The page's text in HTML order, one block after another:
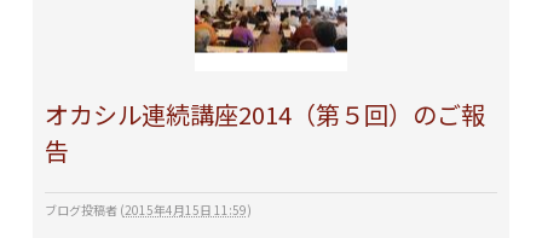
オカシル連続講座2014（第５回）のご報
告
ブログ投稿者(2015年4月15日 11:59)